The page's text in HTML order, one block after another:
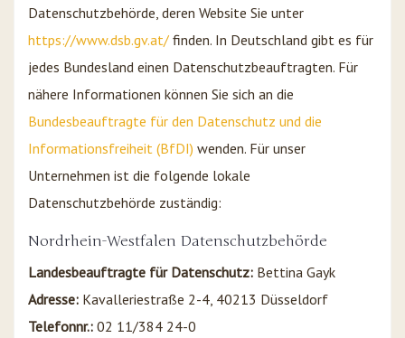
Datenschutzbehörde, deren Website Sie unter
https://www.dsb.gv.at/ finden. In Deutschland gibt es für
jedes Bundesland einen Datenschutzbeauftragten. Für
nähere Informationen können Sie sich an die
Bundesbeauftragte für den Datenschutz und die
Informationsfreiheit (BfDI) wenden. Für unser
Unternehmen ist die folgende lokale
Datenschutzbehörde zuständig:
Nordrhein-Westfalen Datenschutzbehörde
Landesbeauftragte für Datenschutz: Bettina Gayk
Adresse: Kavalleriestraße 2-4, 40213 Düsseldorf
Telefonnr.: 02 11/384 24-0